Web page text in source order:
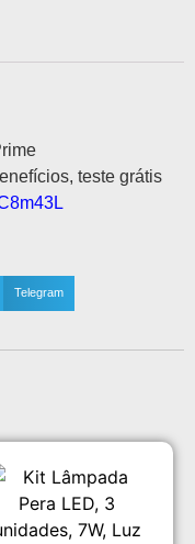
teste grátis
Telegram